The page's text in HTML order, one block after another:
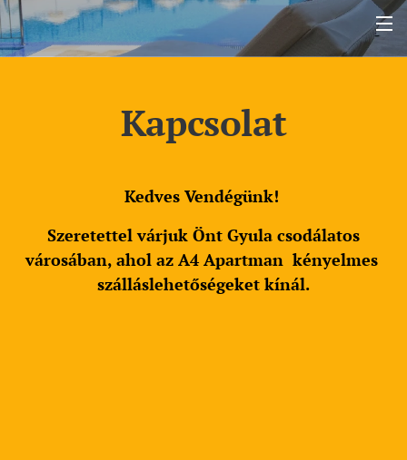
Kapcsolat
Kedves Vendégünk!
Szeretettel várjuk Önt Gyula csodálatos
városában, ahol az A4 Apartman kényelmes
szálláslehetőségeket kínál.